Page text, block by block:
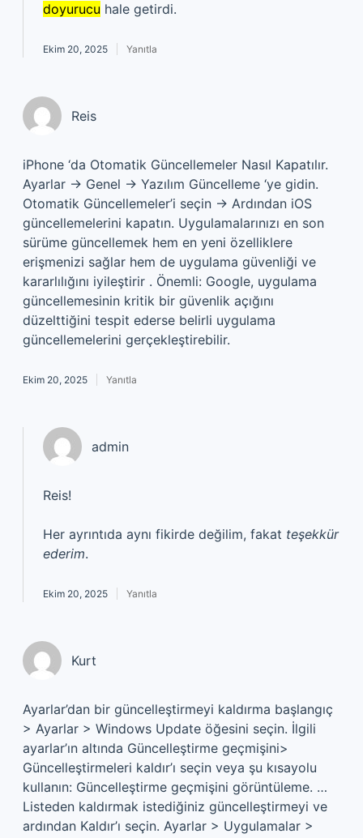
doyurucu hale getirdi.
Ekim 20, 2025 Yanıtla
Reis
iPhone ‘da Otomatik Güncellemeler Nasıl Kapatılır.
Ayarlar → Genel → Yazılım Güncelleme ‘ye gidin.
Otomatik Güncellemeler’i seçin → Ardından iOS
güncellemelerini kapatın. Uygulamalarınızı en son
sürüme güncellemek hem en yeni özelliklere
erişmenizi sağlar hem de uygulama güvenliği ve
kararlılığını iyileştirir . Önemli: Google, uygulama
güncellemesinin kritik bir güvenlik açığını
düzelttiğini tespit ederse belirli uygulama
güncellemelerini gerçekleştirebilir.
Ekim 20, 2025 Yanıtla
admin
Reis!
Her ayrıntıda aynı fikirde değilim, fakat teşekkür
ederim.
Ekim 20, 2025 Yanıtla
Kurt
Ayarlar’dan bir güncelleştirmeyi kaldırma başlangıç
> Ayarlar > Windows Update öğesini seçin. İlgili
ayarlar’ın altında Güncelleştirme geçmişini>
Güncelleştirmeleri kaldır’ı seçin veya şu kısayolu
kullanın: Güncelleştirme geçmişini görüntüleme. …
Listeden kaldırmak istediğiniz güncelleştirmeyi ve
ardından Kaldır’ı seçin. Ayarlar > Uygulamalar >